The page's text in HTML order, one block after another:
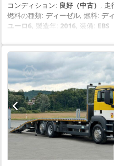
コンディション: 良好（中古） , 走
燃料の種類: ディーゼル, 燃料: デ
ユーロ6, 製造年: 2016, 装備: EBS
ルートゥース, 電動ウィンドウ調